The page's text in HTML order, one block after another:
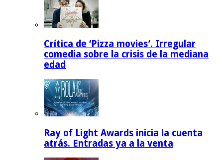
Crítica de ‘Pizza movies’. Irregular
comedia sobre la crisis de la mediana
edad
Ray of Light Awards inicia la cuenta
atrás. Entradas ya a la venta